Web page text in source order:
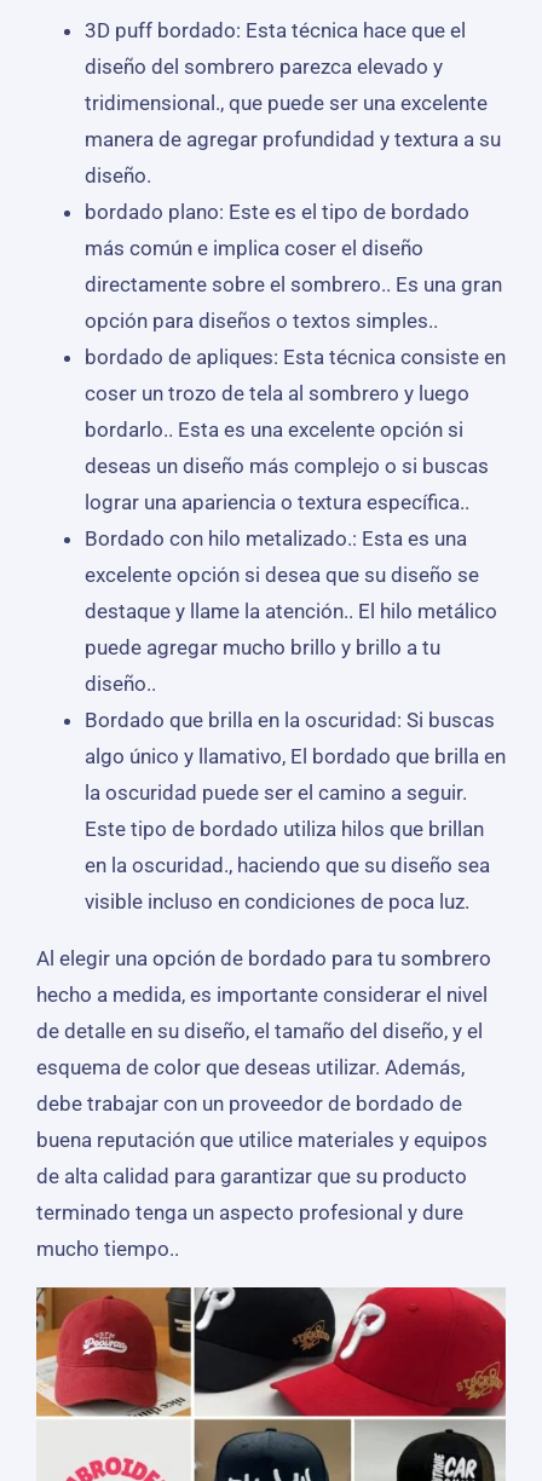
3D puff bordado: Esta técnica hace que el
diseño del sombrero parezca elevado y
tridimensional., que puede ser una excelente
manera de agregar profundidad y textura a su
diseño.
bordado plano: Este es el tipo de bordado
más común e implica coser el diseño
directamente sobre el sombrero.. Es una gran
opción para diseños o textos simples..
bordado de apliques: Esta técnica consiste en
coser un trozo de tela al sombrero y luego
bordarlo.. Esta es una excelente opción si
deseas un diseño más complejo o si buscas
lograr una apariencia o textura específica..
Bordado con hilo metalizado.: Esta es una
excelente opción si desea que su diseño se
destaque y llame la atención.. El hilo metálico
puede agregar mucho brillo y brillo a tu
diseño..
Bordado que brilla en la oscuridad: Si buscas
algo único y llamativo, El bordado que brilla en
la oscuridad puede ser el camino a seguir.
Este tipo de bordado utiliza hilos que brillan
en la oscuridad., haciendo que su diseño sea
visible incluso en condiciones de poca luz.
Al elegir una opción de bordado para tu sombrero
hecho a medida, es importante considerar el nivel
de detalle en su diseño, el tamaño del diseño, y el
esquema de color que deseas utilizar. Además,
debe trabajar con un proveedor de bordado de
buena reputación que utilice materiales y equipos
de alta calidad para garantizar que su producto
terminado tenga un aspecto profesional y dure
mucho tiempo..